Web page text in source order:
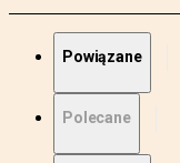
Powiązane
Polecane